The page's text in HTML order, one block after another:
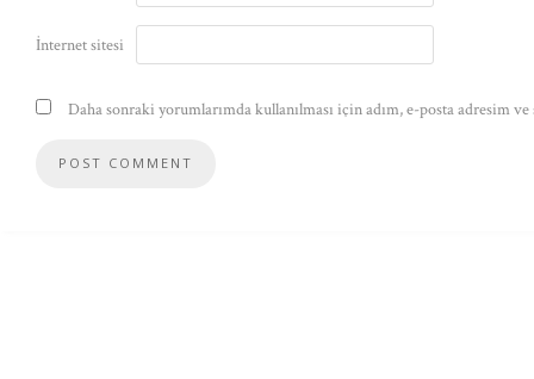
İnternet sitesi
Daha sonraki yorumlarımda kullanılması için adım, e-posta adresim